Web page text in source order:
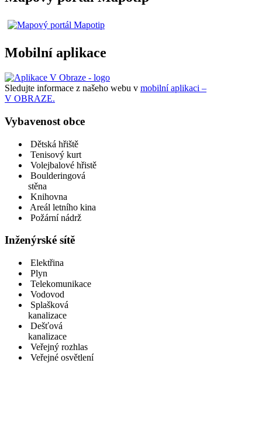
Mobilní aplikace
Sledujte informace z našeho webu v mobilní aplikaci –
V OBRAZE.
Vybavenost obce
Dětská hřiště
Tenisový kurt
Volejbalové hřistě
Boulderingová
stěna
Knihovna
Areál letního kina
Požární nádrž
Inženýrské sítě
Elektřina
Plyn
Telekomunikace
Vodovod
Splašková
kanalizace
Dešťová
kanalizace
Veřejný rozhlas
Veřejné osvětlení